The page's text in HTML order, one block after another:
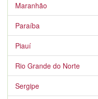
Maranhão
Paraíba
Piauí
Rio Grande do Norte
Sergipe